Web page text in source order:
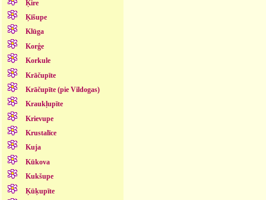
Ķire
Ķīšupe
Klūga
Korģe
Korkule
Krāčupīte
Krāčupīte (pie Vildogas)
Kraukļupīte
Krievupe
Krustalīce
Kuja
Kūkova
Kukšupe
Ķūķupīte